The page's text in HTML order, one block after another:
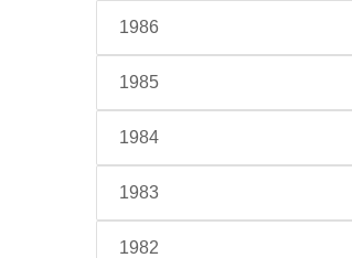
1986
1985
1984
1983
1982